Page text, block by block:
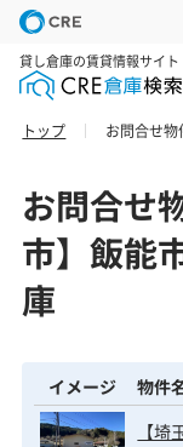
貸し倉庫の賃貸情報サイト
トップ お問合せ
お問合せ
市】飯能
庫
イメージ 物件
【